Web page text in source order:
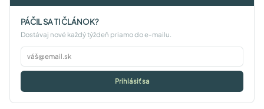
PÁČIL SA TI ČLÁNOK?
Dostávaj nové každý týždeň priamo do e-mailu.
Prihlásiť sa